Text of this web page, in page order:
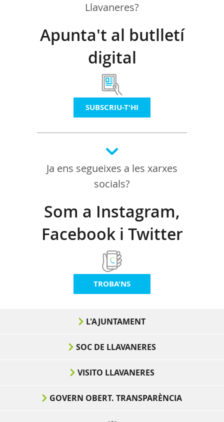
Llavaneres?
Apunta't al butlletí
digital
SUBSCRIU-T'HI
Ja ens segueixes a les xarxes
socials?
Som a Instagram,
Facebook i Twitter
TROBA'NS
L'AJUNTAMENT
SOC DE LLAVANERES
VISITO LLAVANERES
GOVERN OBERT. TRANSPARÈNCIA